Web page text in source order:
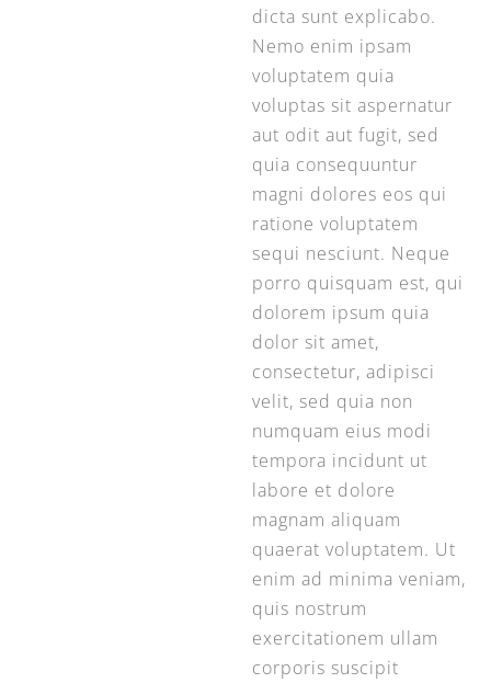
dicta sunt explicabo.
Nemo enim ipsam
voluptatem quia
voluptas sit aspernatur
aut odit aut fugit, sed
quia consequuntur
magni dolores eos qui
ratione voluptatem
sequi nesciunt. Neque
porro quisquam est, qui
dolorem ipsum quia
dolor sit amet,
consectetur, adipisci
velit, sed quia non
numquam eius modi
tempora incidunt ut
labore et dolore
magnam aliquam
quaerat voluptatem. Ut
enim ad minima veniam,
quis nostrum
exercitationem ullam
corporis suscipit